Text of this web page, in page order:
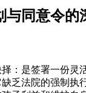
与同意令的
：是签署一份灵
乏法院的强制